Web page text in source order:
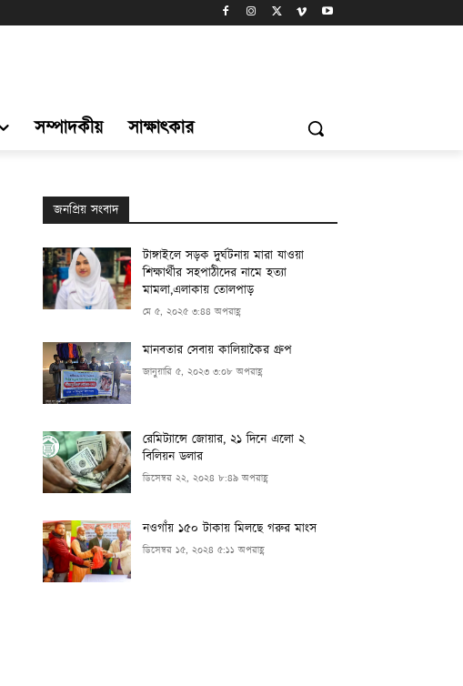
সম্পাদকীয় সাক্ষাৎকার
জনপ্রিয় সংবাদ
টাঙ্গাইলে সড়ক দুর্ঘটনায় মারা যাওয়া
শিক্ষার্থীর সহপাঠীদের নামে হত্যা
মামলা,এলাকায় তোলপাড়
মে ৫, ২০২৫ ৩:৪৪ অপরাহ্ণ
মানবতার সেবায় কালিয়াকৈর গ্রুপ
জানুয়ারি ৫, ২০২৩ ৩:০৮ অপরাহ্ণ
রেমিট্যান্সে জোয়ার, ২১ দিনে এলো ২
বিলিয়ন ডলার
ডিসেম্বর ২২, ২০২৪ ৮:৪৯ অপরাহ্ণ
নওগাঁয় ১৫০ টাকায় মিলছে গরুর মাংস
ডিসেম্বর ১৫, ২০২৪ ৫:১১ অপরাহ্ণ